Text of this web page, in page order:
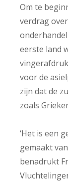
Om te
verdrag
eerste land
voor de
zijn dat de
zoals
‘Het is een
gemaakt
benadrukt